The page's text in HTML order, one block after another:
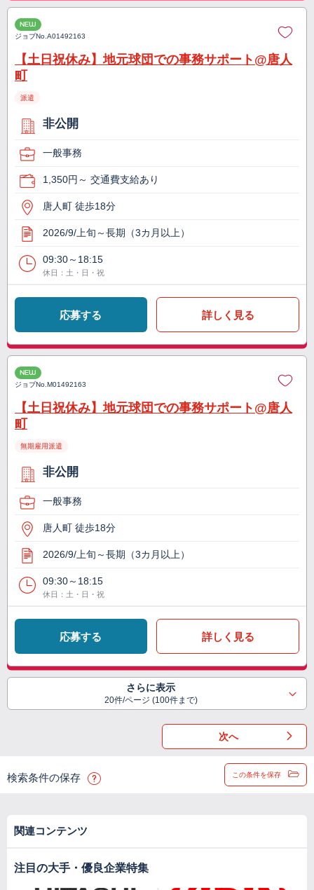
NEW
ジョブNo.A01492163
【土日祝休み】地元球団での事務サポート@唐人
町
派遣
非公開
一般事務
1,350円～ 交通費支給あり
唐人町 徒歩18分
2026/9/上旬～長期（3カ月以上）
09:30～18:15
休日：土・日・祝
応募する 詳しく見る
NEW
ジョブNo.M01492163
【土日祝休み】地元球団での事務サポート@唐人
町
無期雇用派遣
非公開
一般事務
唐人町 徒歩18分
2026/9/上旬～長期（3カ月以上）
09:30～18:15
休日：土・日・祝
応募する 詳しく見る
さらに表示
20件/ページ (100件まで)
次へ
検索条件の保存 この条件を保存
関連コンテンツ
注目の大手・優良企業特集